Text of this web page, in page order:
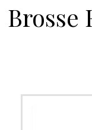
Brosse